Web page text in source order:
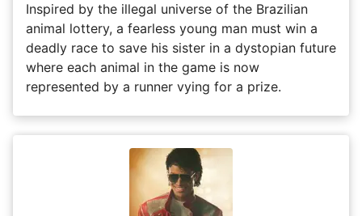
Inspired by the illegal universe of the Brazilian
animal lottery, a fearless young man must win a
deadly race to save his sister in a dystopian future
where each animal in the game is now
represented by a runner vying for a prize.